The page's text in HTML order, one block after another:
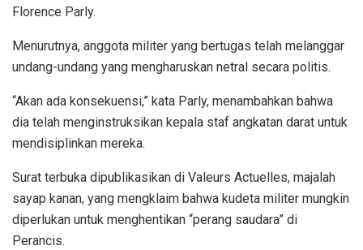
Florence Parly.
Menurutnya, anggota militer yang bertugas telah melanggar
undang-undang yang mengharuskan netral secara politis.
“Akan ada konsekuensi,” kata Parly, menambahkan bahwa
dia telah menginstruksikan kepala staf angkatan darat untuk
mendisiplinkan mereka.
Surat terbuka dipublikasikan di Valeurs Actuelles, majalah
sayap kanan, yang mengklaim bahwa kudeta militer mungkin
diperlukan untuk menghentikan “perang saudara” di
Perancis.